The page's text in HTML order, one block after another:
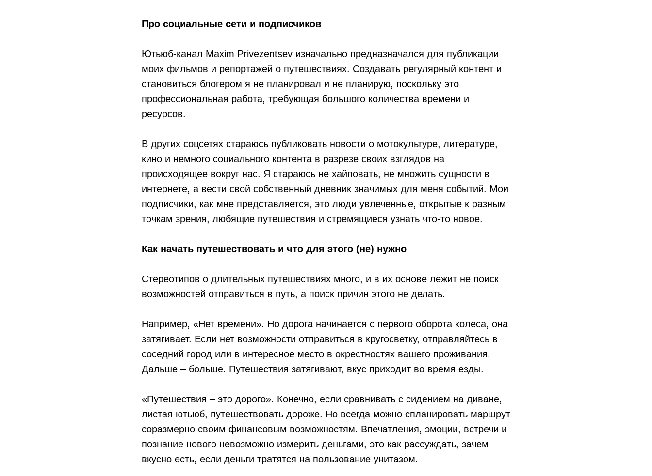
Про социальные сети и подписчиков
Ютьюб-канал Maxim Privezentsev изначально предназначался для публикации
моих фильмов и репортажей о путешествиях. Создавать регулярный контент и
становиться блогером я не планировал и не планирую, поскольку это
профессиональная работа, требующая большого количества времени и
ресурсов.
В других соцсетях стараюсь публиковать новости о мотокультуре, литературе,
кино и немного социального контента в разрезе своих взглядов на
происходящее вокруг нас. Я стараюсь не хайповать, не множить сущности в
интернете, а вести свой собственный дневник значимых для меня событий. Мои
подписчики, как мне представляется, это люди увлеченные, открытые к разным
точкам зрения, любящие путешествия и стремящиеся узнать что-то новое.
Как начать путешествовать и что для этого (не) нужно
Стереотипов о длительных путешествиях много, и в их основе лежит не поиск
возможностей отправиться в путь, а поиск причин этого не делать.
Например, «Нет времени». Но дорога начинается с первого оборота колеса, она
затягивает. Если нет возможности отправиться в кругосветку, отправляйтесь в
соседний город или в интересное место в окрестностях вашего проживания.
Дальше – больше. Путешествия затягивают, вкус приходит во время езды.
«Путешествия – это дорого». Конечно, если сравнивать с сидением на диване,
листая ютьюб, путешествовать дороже. Но всегда можно спланировать маршрут
соразмерно своим финансовым возможностям. Впечатления, эмоции, встречи и
познание нового невозможно измерить деньгами, это как рассуждать, зачем
вкусно есть, если деньги тратятся на пользование унитазом.